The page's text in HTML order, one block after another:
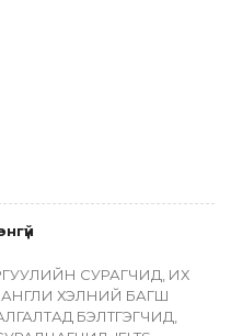
СУРАГЧИД, ИХ
ХЭЛНИЙ БАГШ
БЭЛТГЭГЧИД,